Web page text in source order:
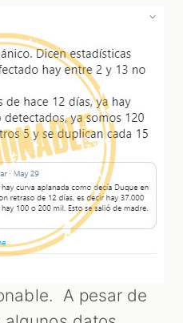
A pesar de